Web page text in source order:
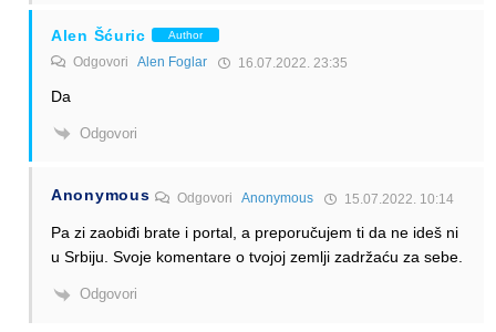
Alen Šćuric Author
Odgovori Alen Foglar 16.07.2022. 23:35
Da
Odgovori
Anonymous OdgovoriAnonymous 15.07.2022. 10:14
Pa zi zaobiđi brate i portal, a preporučujem ti da ne ideš ni
u Srbiju. Svoje komentare o tvojoj zemlji zadržaću za sebe.
Odgovori